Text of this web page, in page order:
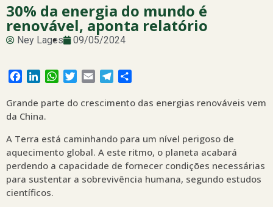
30% da energia do mundo é
renovável, aponta relatório
Ney Lages 09/05/2024
Facebook
LinkedInWhatsApp
Twitter
Email Telegram
Grande parte do crescimento das energias renováveis vem
da China.
A Terra está caminhando para um nível perigoso de
aquecimento global. A este ritmo, o planeta acabará
perdendo a capacidade de fornecer condições necessárias
para sustentar a sobrevivência humana, segundo estudos
científicos.